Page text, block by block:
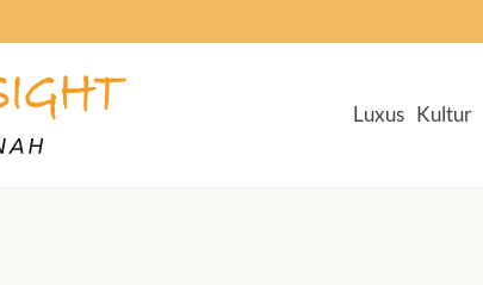
Luxus Kultur